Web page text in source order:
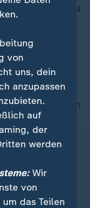
geworden, zu
André
Städte- und
nach oben
von
uns, dein
anzupassen
auf
der
werden
Wir
von
das Teilen